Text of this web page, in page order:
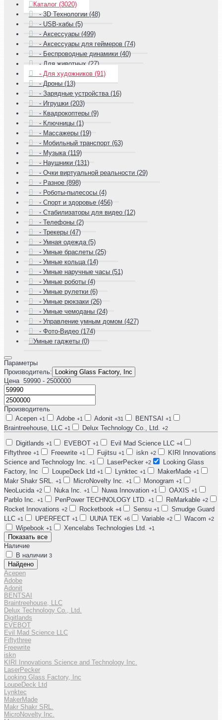
Каталог (3020)
- 3D Технологии (48)
- USB-хабы (5)
- Аксессуары (499)
- Аксессуары для геймеров (74)
- Беспроводные динамики (40)
- Для животных (27)
- Для художников (91)
- Дроны (13)
- Зарядные устройства (16)
- Игрушки (203)
- Квадрокоптеры (9)
- Ключницы (1)
- Массажеры (19)
- Мобильный транспорт (63)
- Музыка (119)
- Наушники (131)
- Очки виртуальной реальности (29)
- Разное (898)
- Роботы-пылесосы (4)
- Спорт и здоровье (456)
- Стабилизаторы для видео (12)
- Телефоны (2)
- Трекеры (47)
- Умная одежда (5)
- Умные браслеты (25)
- Умные кольца (14)
- Умные наручные часы (51)
- Умные роботы (4)
- Умные рулетки (6)
- Умные рюкзаки (26)
- Умные чемоданы (24)
- Управление умным домом (427)
- Фото-Видео (174)
Умные гаджеты (0)
Параметры
Производитель: Looking Glass Factory, Inc
Цена 59990 - 2500000
Производитель
Acepen +1 Adobe +1 Adonit +31 BENTSAI +1
Braintreehouse, LLC +1 Delux Technology Co., Ltd. +2
Digitlands +1 EVEBOT +1 Evil Mad Science LLC +4
Fiftythree +1 Freewrite +1 Fujitsu +1 iskn +2
KIRI Innovations
Science and Technology Inc. +1 LaserPecker +2
Looking Glass
Factory, Inc
LoupeDeck Ltd +1 Lynktec +1 MakerMade +1
Makr Shakr SRL. +1 MicroNovelty Inc. +1 Monogram +1
NeoLucida +2 Nuka Inc. +1 Nuwa Innovation +1 OAXIS +1
Parblo Inc. +1 PenPower TECHNOLOGY LTD. +1 ReMarkable +2
Rocket Innovations +2 Rocketbook +4 Sensu +1
Smudge Guard
LLC +1 UPERFECT +1 UUNA TEK +6 Variable +2 Wacom +2
Wipebook +1 Xencelabs Technologies Ltd. +1
Показать все
Наличие
В наличии 3
Найдено
Acepen
Adobe
Adonit
BENTSAI
Braintreehouse, LLC
Delux Technology Co., Ltd.
Digitlands
EVEBOT
Evil Mad Science LLC
Fiftythree
Freewrite
iskn
KIRI Innovations Science and Technology Inc.
LaserPecker
Looking Glass Factory, Inc
LoupeDeck Ltd
Lynktec
MakerMade
Makr Shakr SRL.
MicroNovelty Inc.